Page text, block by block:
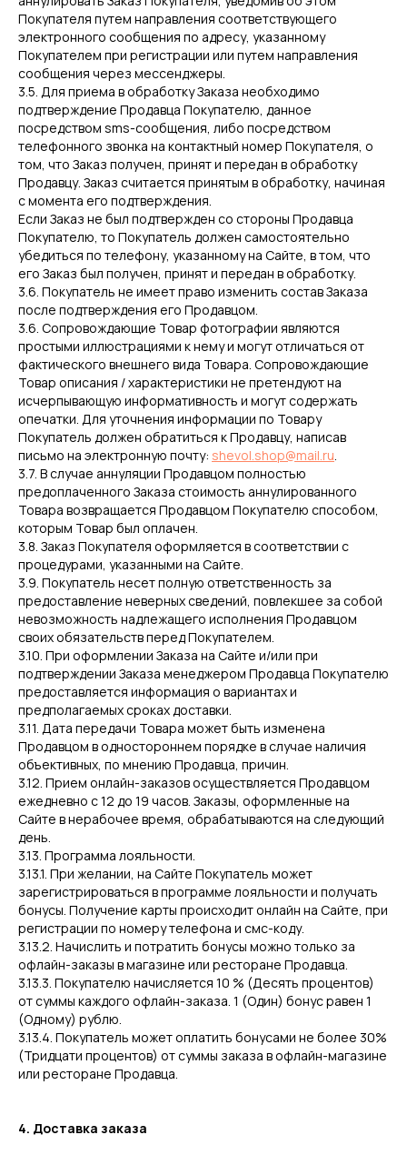
Покупателя путем направления соответствующего
электронного сообщения по адресу, указанному
Покупателем при регистрации или путем направления
сообщения через мессенджеры.
3.5. Для приема в обработку Заказа необходимо
подтверждение Продавца Покупателю, данное
посредством sms-сообщения, либо посредством
телефонного звонка на контактный номер Покупателя, о
том, что Заказ получен, принят и передан в обработку
Продавцу. Заказ считается принятым в обработку, начиная
с момента его подтверждения.
Если Заказ не был подтвержден со стороны Продавца
Покупателю, то Покупатель должен самостоятельно
убедиться по телефону, указанному на Сайте, в том, что
его Заказ был получен, принят и передан в обработку.
3.6. Покупатель не имеет право изменить состав Заказа
после подтверждения его Продавцом.
3.6. Сопровождающие Товар фотографии являются
простыми иллюстрациями к нему и могут отличаться от
фактического внешнего вида Товара. Сопровождающие
Товар описания / характеристики не претендуют на
исчерпывающую информативность и могут содержать
опечатки. Для уточнения информации по Товару
Покупатель должен обратиться к Продавцу, написав
письмо на электронную почту: shevol.shop@mail.ru.
3.7. В случае аннуляции Продавцом полностью
предоплаченного Заказа стоимость аннулированного
Товара возвращается Продавцом Покупателю способом,
которым Товар был оплачен.
3.8. Заказ Покупателя оформляется в соответствии с
процедурами, указанными на Сайте.
3.9. Покупатель несет полную ответственность за
предоставление неверных сведений, повлекшее за собой
невозможность надлежащего исполнения Продавцом
своих обязательств перед Покупателем.
3.10. При оформлении Заказа на Сайте и/или при
подтверждении Заказа менеджером Продавца Покупателю
предоставляется информация о вариантах и
предполагаемых сроках доставки.
3.11. Дата передачи Товара может быть изменена
Продавцом в одностороннем порядке в случае наличия
объективных, по мнению Продавца, причин.
3.12. Прием онлайн-заказов осуществляется Продавцом
ежедневно с 12 до 19 часов. Заказы, оформленные на
Сайте в нерабочее время, обрабатываются на следующий
день.
3.13. Программа лояльности.
3.13.1. При желании, на Сайте Покупатель может
зарегистрироваться в программе лояльности и получать
бонусы. Получение карты происходит онлайн на Сайте, при
регистрации по номеру телефона и смс-коду.
3.13.2. Начислить и потратить бонусы можно только за
офлайн-заказы в магазине или ресторане Продавца.
3.13.3. Покупателю начисляется 10 % (Десять процентов)
от суммы каждого офлайн-заказа. 1 (Один) бонус равен 1
(Одному) рублю.
3.13.4. Покупатель может оплатить бонусами не более 30%
(Тридцати процентов) от суммы заказа в офлайн-магазине
или ресторане Продавца.
4. Доставка заказа